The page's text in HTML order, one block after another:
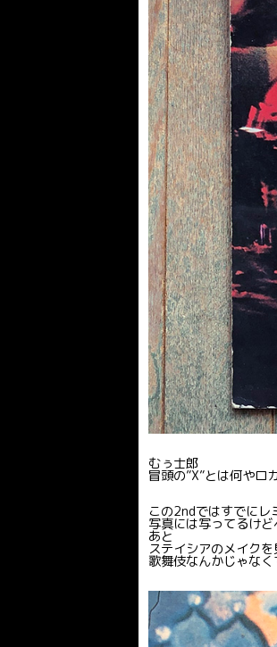
むぅ士郎
冒頭の”X”とは何やロ
この2ndではすでにレ
写真には写ってるけ
あと
ステイシアのメイク
歌舞伎なんかじゃな